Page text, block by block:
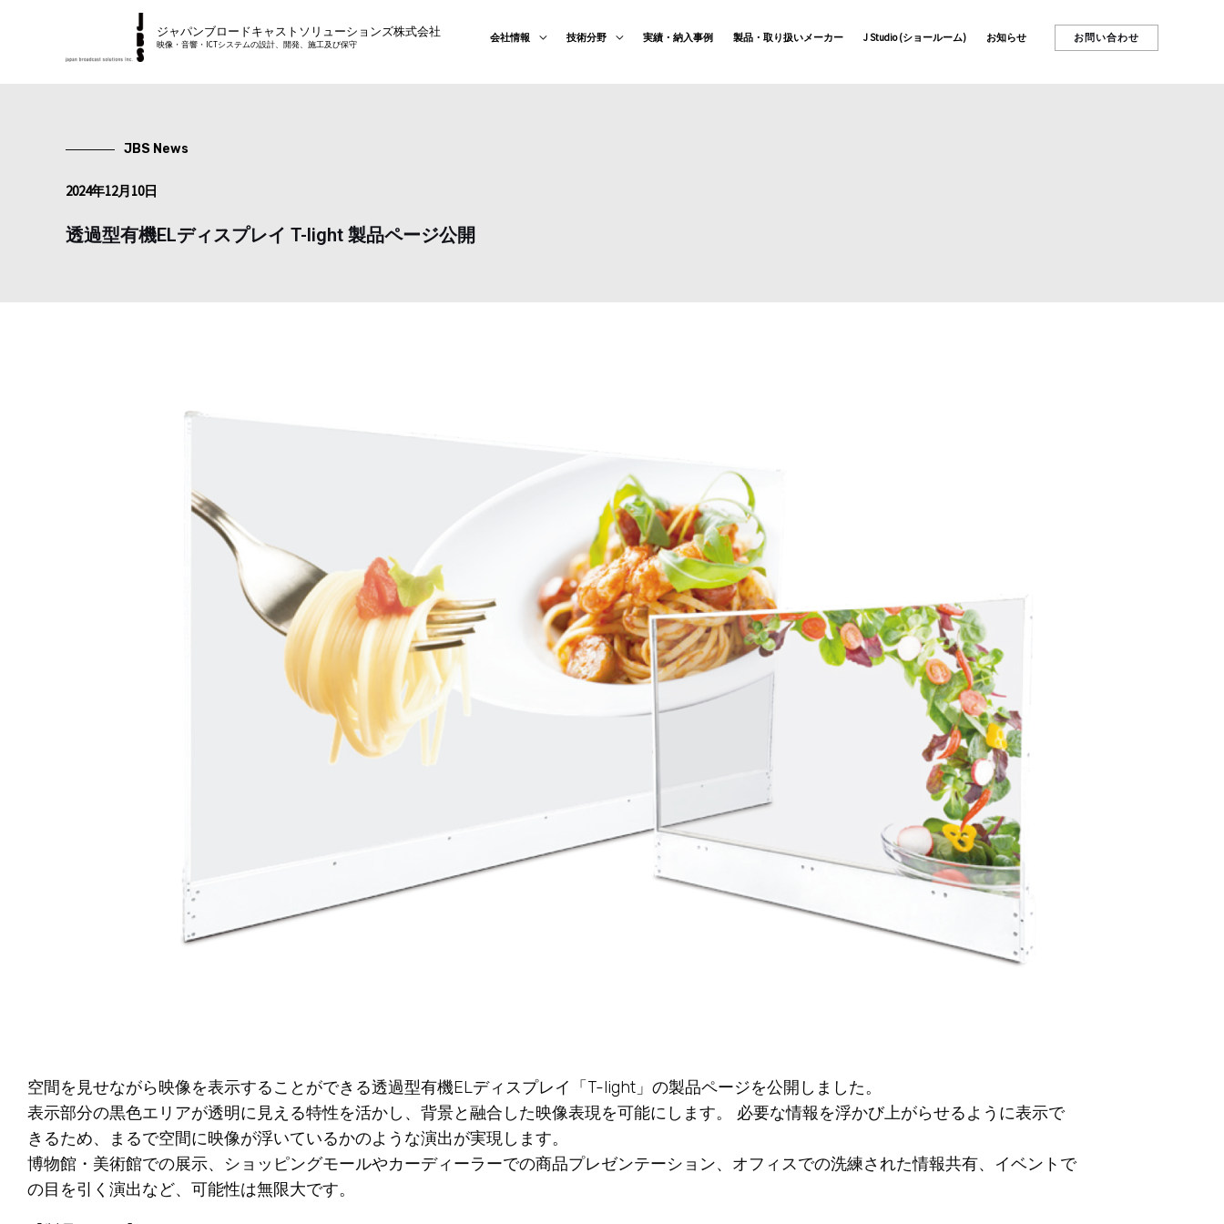
ジャパンブロードキャストソリューションズ株式会社
映像・音響・ICTシステムの設計、開発、施工及び保守
会社情報 技術分野 実績・納入事例 製品・取り扱いメーカー J Studio (ショールーム) お知らせ お問い合わせ
JBS News
2024年12月10日
透過型有機ELディスプレイ T-light 製品ページ公開
空間を見せながら映像を表示することができる透過型有機ELディスプレイ「T-light」の製品ページを公開しました。
表示部分の黒色エリアが透明に見える特性を活かし、背景と融合した映像表現を可能にします。 必要な情報を浮かび上がらせるように表示で
きるため、まるで空間に映像が浮いているかのような演出が実現します。
博物館・美術館での展示、ショッピングモールやカーディーラーでの商品プレゼンテーション、オフィスでの洗練された情報共有、イベントで
の目を引く演出など、可能性は無限大です。